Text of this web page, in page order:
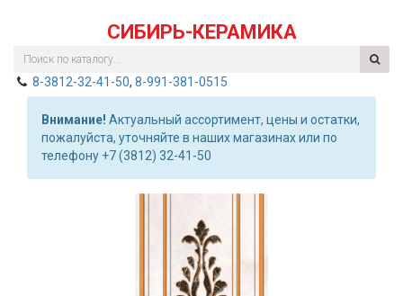
СИБИРЬ-КЕРАМИКА
8-3812-32-41-50, 8-991-381-0515
Внимание! Актуальный ассортимент, цены и остатки,
пожалуйста, уточняйте в наших магазинах или по
телефону +7 (3812) 32-41-50